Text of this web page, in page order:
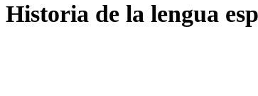
Historia de la lengua